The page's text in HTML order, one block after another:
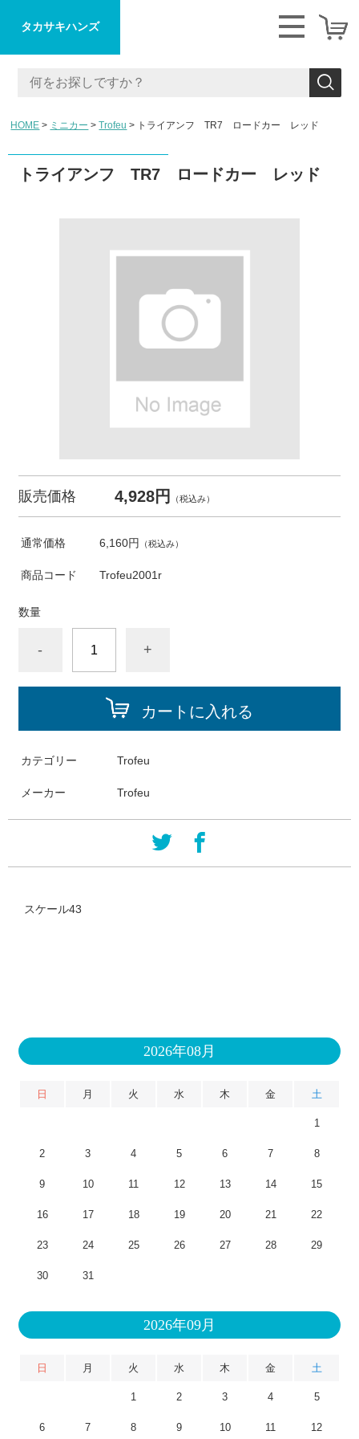
タカサキハンズ
HOME ミニカー Trofeu トライアンフ TR7 ロードカー レッド
トライアンフ TR7 ロードカー レッド
販売価格 4,928円 （税込み）
通常価格 6,160円 （税込み）
商品コード Trofeu2001r
数量
- +
カートに入れる
カテゴリー Trofeu
メーカー Trofeu
スケール43
2026年08月
日 月 火 水 木 金 土
1
2 3 4 5 6 7 8
9 10 11 12 13 14 15
16 17 18 19 20 21 22
23 24 25 26 27 28 29
30 31
2026年09月
日 月 火 水 木 金 土
1 2 3 4 5
6 7 8 9 10 11 12